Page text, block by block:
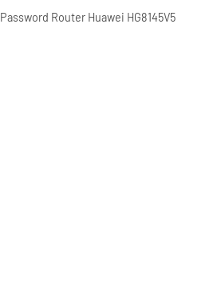
Password Router Huawei HG8145V5